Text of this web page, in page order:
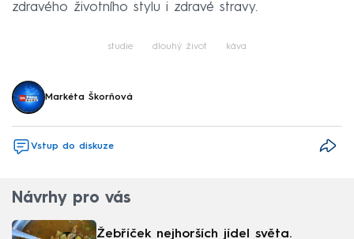
zdravého životního stylu i zdravé stravy.
studie dlouhý život káva
Markéta Škorňová
Vstup do diskuze
Návrhy pro vás
Žebříček nejhorších jídel světa.